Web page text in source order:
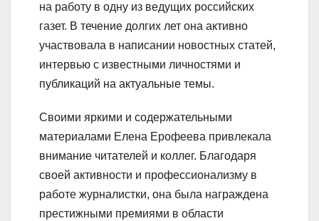
на работу в одну из ведущих российских
газет. В течение долгих лет она активно
участвовала в написании новостных статей,
интервью с известными личностями и
публикаций на актуальные темы.
Своими яркими и содержательными
материалами Елена Ерофеева привлекала
внимание читателей и коллег. Благодаря
своей активности и профессионализму в
работе журналистки, она была награждена
престижными премиями в области